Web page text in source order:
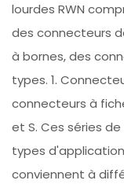
lourdes RWN
des connecteurs
à bornes, des
types. 1.
connecteurs à
et S. Ces séries
types
conviennent à